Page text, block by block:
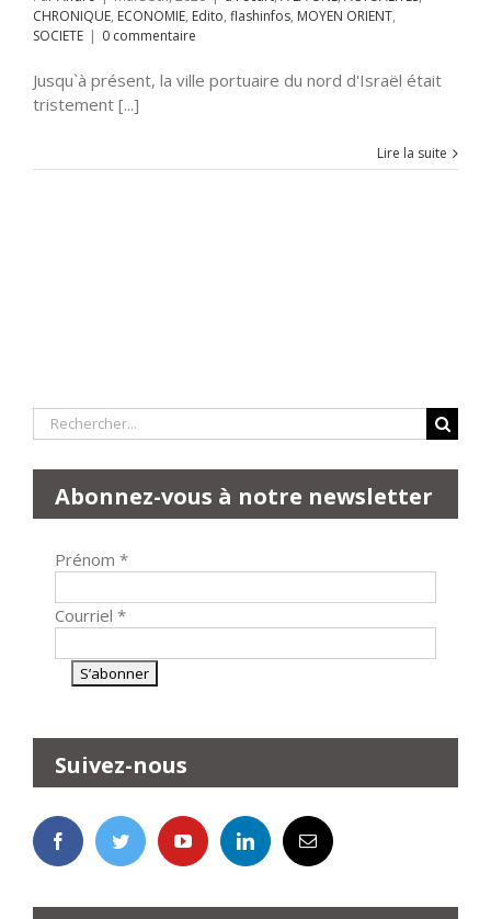
CHRONIQUE, ECONOMIE, Edito, flashinfos, MOYEN ORIENT,
SOCIETE | 0 commentaire
Jusqu`à présent, la ville portuaire du nord d'Israël était
tristement [...]
Lire la suite
Rechercher:
Abonnez-vous à notre newsletter
Prénom *
Courriel *
Suivez-nous